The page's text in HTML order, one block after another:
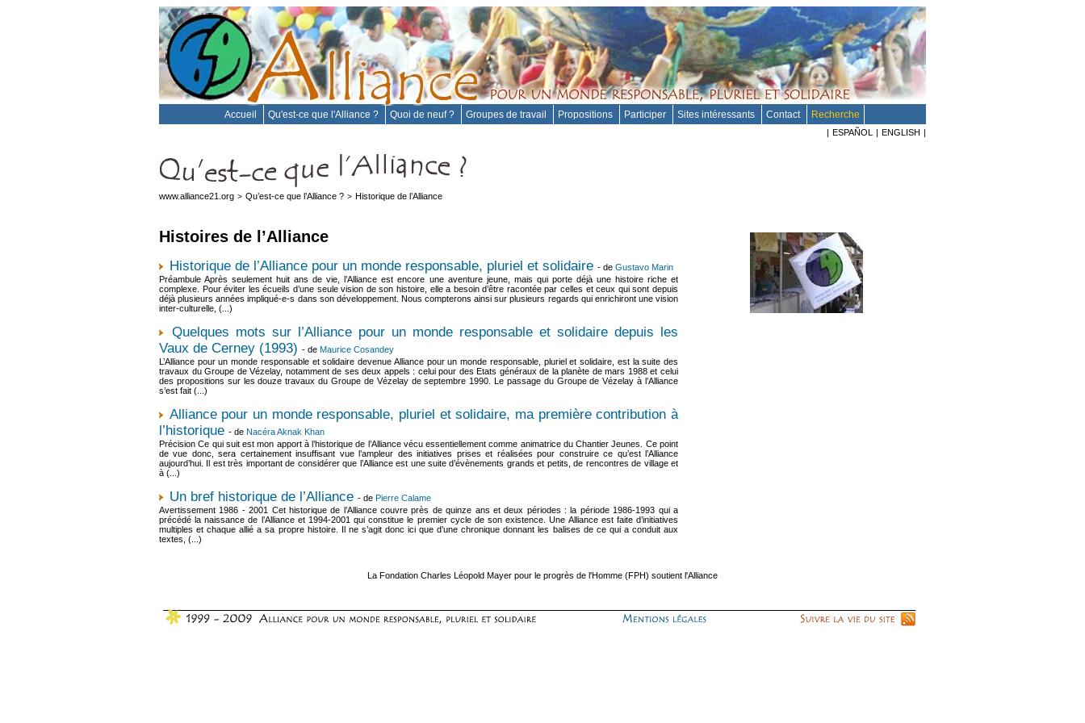
Accueil Qu'est-ce que l'Alliance ? Quoi de neuf ? Groupes de travail Propositions Participer Sites intéressants Contact Recherche
| ESPAÑOL | ENGLISH |
www.alliance21.org > Qu’est-ce que l’Alliance ? > Historique de l’Alliance
Histoires de l’Alliance
Historique de l’Alliance pour un monde responsable, pluriel et solidaire - de Gustavo Marin
Préambule Après seulement huit ans de vie, l’Alliance est encore une aventure jeune, mais qui porte déjà une histoire riche et
complexe. Pour éviter les écueils d’une seule vision de son histoire, elle a besoin d’être racontée par celles et ceux qui sont depuis
déjà plusieurs années impliqué-e-s dans son développement. Nous compterons ainsi sur plusieurs regards qui enrichiront une vision
inter-culturelle, (...)
Quelques mots sur l’Alliance pour un monde responsable et solidaire depuis les
Vaux de Cerney (1993) - de Maurice Cosandey
L’Alliance pour un monde responsable et solidaire devenue Alliance pour un monde responsable, pluriel et solidaire, est la suite des
travaux du Groupe de Vézelay, notamment de ses deux appels : celui pour des Etats généraux de la planète de mars 1988 et celui
des propositions sur les douze travaux du Groupe de Vézelay de septembre 1990. Le passage du Groupe de Vézelay à l’Alliance
s’est fait (...)
Alliance pour un monde responsable, pluriel et solidaire, ma première contribution à
l’historique - de Nacéra Aknak Khan
Précision Ce qui suit est mon apport à l’historique de l’Alliance vécu essentiellement comme animatrice du Chantier Jeunes. Ce point
de vue donc, sera certainement insuffisant vue l’ampleur des initiatives prises et réalisées pour construire ce qu’est l’Alliance
aujourd’hui. Il est très important de considérer que l’Alliance est une suite d’évènements grands et petits, de rencontres de village et
à (...)
Un bref historique de l’Alliance - de Pierre Calame
Avertissement 1986 - 2001 Cet historique de l’Alliance couvre près de quinze ans et deux périodes : la période 1986-1993 qui a
précédé la naissance de l’Alliance et 1994-2001 qui constitue le premier cycle de son existence. Une Alliance est faite d’initiatives
multiples et chaque allié a sa propre histoire. Il ne s’agit donc ici que d’une chronique donnant les balises de ce qui a conduit aux
textes, (...)
La Fondation Charles Léopold Mayer pour le progrès de l'Homme (FPH) soutient l'Alliance